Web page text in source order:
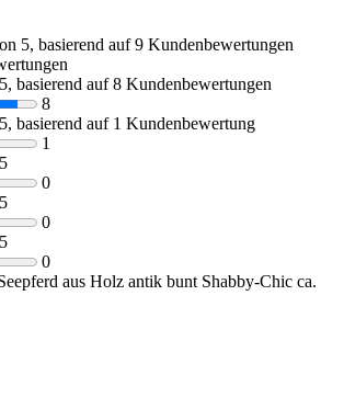
5, basierend auf9 Kundenbewertungen
basierend auf8 Kundenbewertungen
8
basierend auf 1 Kundenbewertung
1
0
0
0
aus Holz antik bunt Shabby-Chic ca.